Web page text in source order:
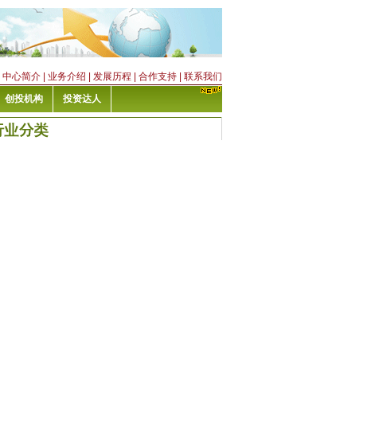
中心简介 业务介绍 发展历程 合作支持
联系我们
创投机构 投资达人